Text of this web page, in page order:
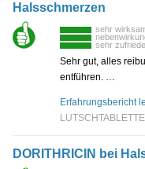
Halsschmerzen
sehr
sehr
Sehr gut, alles
entführen. …
Erfahrungsbericht
DORITHRICIN bei